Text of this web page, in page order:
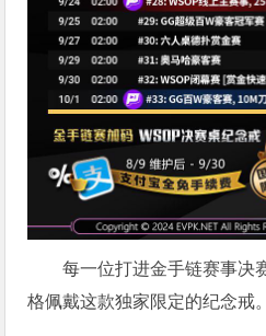
每一位打进金手链赛事决
格佩戴这款独家限定的纪念戒。